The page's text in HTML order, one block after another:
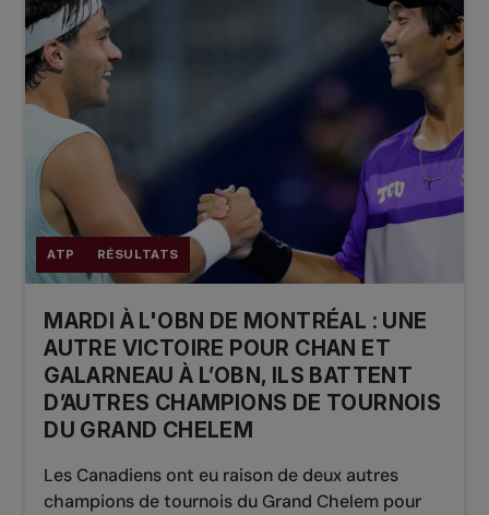
ATP RÉSULTATS
MARDI À L'OBN DE MONTRÉAL : UNE
AUTRE VICTOIRE POUR CHAN ET
GALARNEAU À L’OBN, ILS BATTENT
D’AUTRES CHAMPIONS DE TOURNOIS
DU GRAND CHELEM
Les Canadiens ont eu raison de deux autres
champions de tournois du Grand Chelem pour